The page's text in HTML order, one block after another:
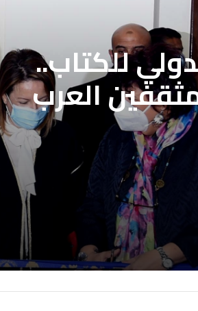
للكتاب..
العرب
فتح باب
بنقابة